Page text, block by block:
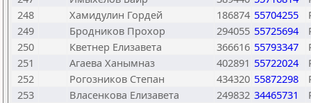
248
Хамидулин Гордей 186874 55704255
249
Бродников Прохор 294055 55725694
250
Кветнер Елизавета 366616 55793347
251
Агаева Ханымназ 402891 55722024
252
Рогозников Степан 434320 55872298
253
Власенкова Елизавета 249832 34465731